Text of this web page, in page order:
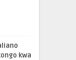
kwa